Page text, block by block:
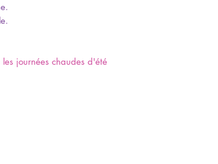
journées chaudes d'été